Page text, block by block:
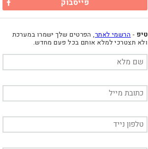
פייסבוק
טיפ - הרשמי לאתר, הפרטים שלך ישמרו במערכת
ולא תצטרכי למלא אותם בכל פעם מחדש.